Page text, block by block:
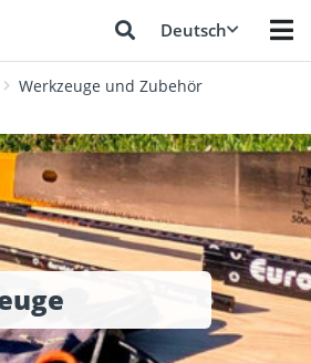
Deutsch
Werkzeuge und Zubehör